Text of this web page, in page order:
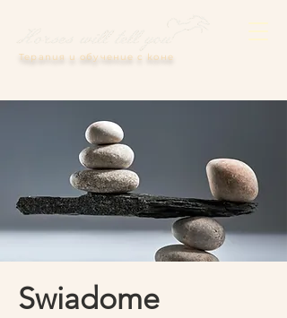
Терапия и обучение с коне
Swiadome